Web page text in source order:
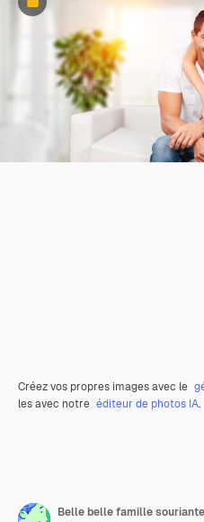
Premium
Créez vos propres images avec le
les avec notre éditeur de photos IA.
Belle belle famille